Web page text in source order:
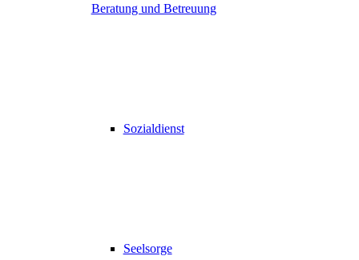
Beratung und Betreuung
Sozialdienst
Seelsorge